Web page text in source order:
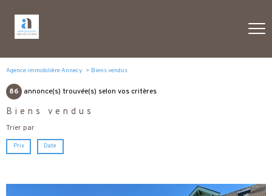
Agence immobilière Annecy Biens vendus
86 annonce(s) trouvée(s) selon vos critères
Biens vendus
Trier par
Prix Date